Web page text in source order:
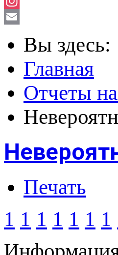
Instagram
Вы здесь:
Главная
Отчеты
Печать
1 1 1 1 1 1 1